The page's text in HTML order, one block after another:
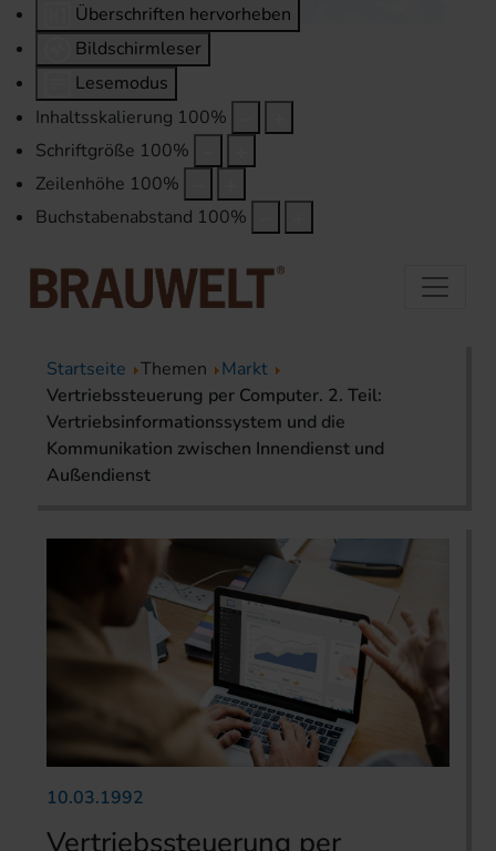
Überschriften hervorheben
Bildschirmleser
Lesemodus
Inhaltsskalierung 100%
Schriftgröße 100%
Zeilenhöhe 100%
Buchstabenabstand 100%
Startseite Themen
Markt
Vertriebssteuerung per Computer. 2. Teil:
Vertriebsinformationssystem und die
Kommunikation zwischen Innendienst und
Außendienst
10.03.1992
Vertriebssteuerung per